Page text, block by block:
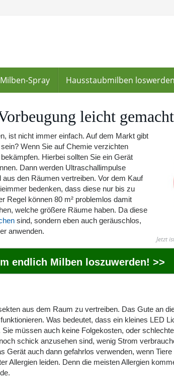
Spray Hausstaubmilben loswerden
leicht gemacht
Jetzt
ist nicht immer einfach. Auf dem Markt gibt
Wenn Sie auf Chemie verzichten
Hierbei sollten Sie ein Gerät
Dann werden Ultraschallimpulse
aus den Räumen vertreiben. Vor dem Kauf
bedenken, dass diese nur bis zu
Regel können 80 m² problemlos damit
welche größere Räume haben. Da diese
sind, sondern eben auch geräuschlos,
anwenden.
endlich Milben loszuwerden! >>
aus dem Raum zu vertreiben. Das Gute an
Was bedeutet, dass ein kleines LED
müssen auch keine Folgekosten, oder
schick anzusehen sind, wenig Strom
Gerät auch dann gefahrlos verwenden, wenn
Allergien leiden. Denn die meisten Allergien